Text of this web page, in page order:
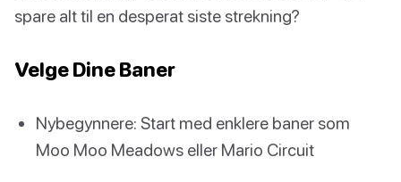
spare alt til en desperat siste strekning?
Velge Dine Baner
Nybegynnere: Start med enklere baner som
Moo Moo Meadows eller Mario Circuit